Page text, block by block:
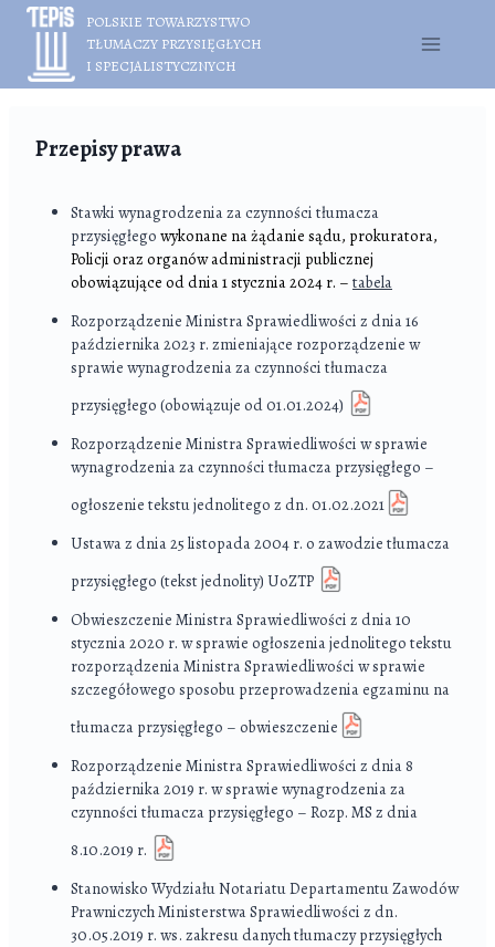
Przejdź
treści
POLSKIE TOWARZYSTWO
TŁUMACZY PRZYSIĘGŁYCH
I SPECJALISTYCZNYCH
Przepisy prawa
Stawki wynagrodzenia za czynności tłumacza
przysięgłego wykonane na żądanie sądu, prokuratora,
Policji oraz organów administracji publicznej
obowiązujące od dnia 1 stycznia 2024 r. – tabela
Rozporządzenie Ministra Sprawiedliwości z dnia 16
października 2023 r. zmieniające rozporządzenie w
sprawie wynagrodzenia za czynności tłumacza
przysięgłego (obowiązuje od 01.01.2024)
Rozporządzenie Ministra Sprawiedliwości w sprawie
wynagrodzenia za czynności tłumacza przysięgłego –
ogłoszenie tekstu jednolitego z dn. 01.02.2021
Ustawa z dnia 25 listopada 2004 r. o zawodzie tłumacza
przysięgłego (tekst jednolity) UoZTP
Obwieszczenie Ministra Sprawiedliwości z dnia 10
stycznia 2020 r. w sprawie ogłoszenia jednolitego tekstu
rozporządzenia Ministra Sprawiedliwości w sprawie
szczegółowego sposobu przeprowadzenia egzaminu na
tłumacza przysięgłego – obwieszczenie
Rozporządzenie Ministra Sprawiedliwości z dnia 8
października 2019 r. w sprawie wynagrodzenia za
czynności tłumacza przysięgłego – Rozp. MS z dnia
8.10.2019 r.
Stanowisko Wydziału Notariatu Departamentu Zawodów
Prawniczych Ministerstwa Sprawiedliwości z dn.
30.05.2019 r. ws. zakresu danych tłumaczy przysięgłych